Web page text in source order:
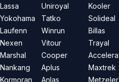
Lassa
Yokohama
Laufenn
Nexen
Marshal
Nankang
Kormoran
Uniroyal
Tatko
Winrun
Vitour
Cooper
Aplus
Anlas
Kooler
Solideal
Billas
Trayal
Accelera
Maxtrek
Metzeler